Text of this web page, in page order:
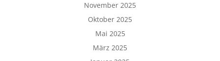
November 2025
Oktober 2025
Mai 2025
März 2025